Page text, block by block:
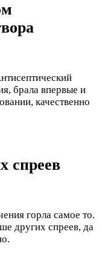
брала впервые и
качественно
спреев
горла самое то.
других спреев, да